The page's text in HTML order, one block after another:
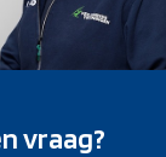
vraag?